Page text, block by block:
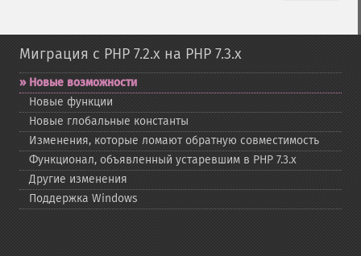
Миграция с PHP 7.2.x на PHP 7.3.x
Новые возможности
Новые функции
Новые глобальные константы
Изменения, которые ломают обратную совместимость
Функционал, объявленный устаревшим в PHP 7.3.x
Другие изменения
Поддержка Windows